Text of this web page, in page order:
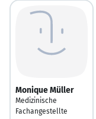
Monique Müller
Medizinische
Fachangestellte